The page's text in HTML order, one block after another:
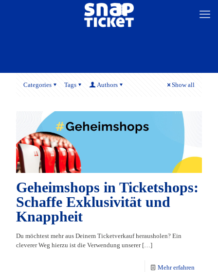
Categories Tags Authors Show all
Geheimshops in Ticketshops:
Schaffe Exklusivität und
Knappheit
Du möchtest mehr aus Deinem Ticketverkauf herausholen? Ein
cleverer Weg hierzu ist die Verwendung unserer[…]
Mehr erfahren